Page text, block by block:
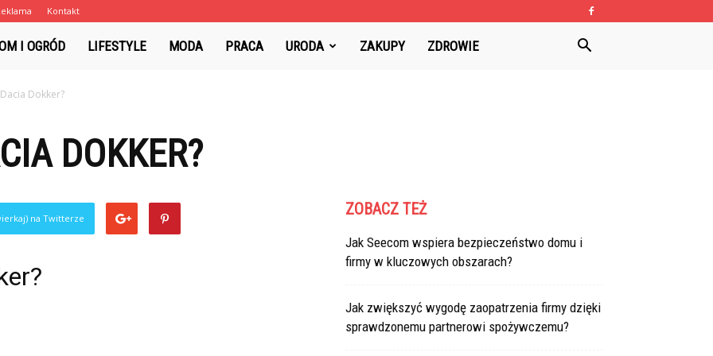
Kontakt
I OGRÓD LIFESTYLE MODA PRACA URODA ZAKUPY ZDROWIE
Dokker?
DOKKER?
na Twitterze ZOBACZ TEŻ
Jak Seecom wspiera bezpieczeństwo domu i
firmy w kluczowych obszarach?
Jak zwiększyć wygodę zaopatrzenia firmy dzięki
sprawdzonemu partnerowi spożywczemu?